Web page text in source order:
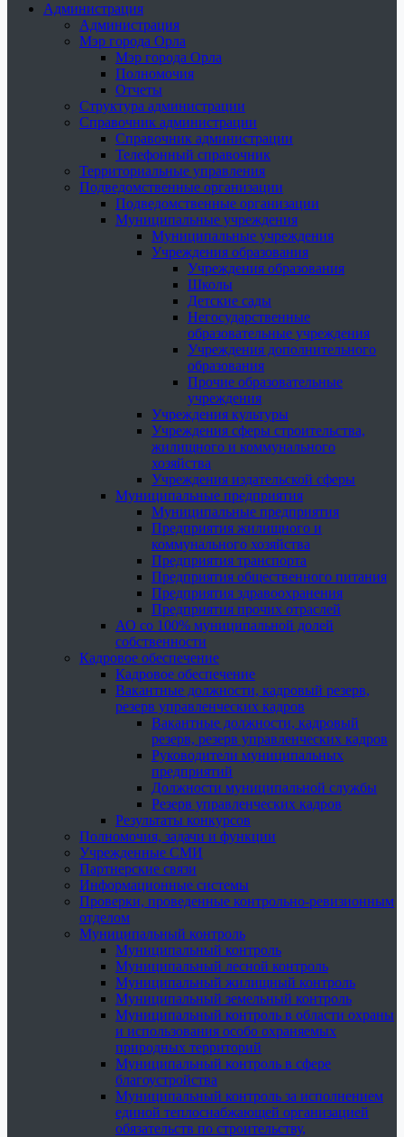
Администрация
Администрация
Мэр города Орла
Мэр города Орла
Полномочия
Отчеты
Структура администрации
Справочник администрации
Справочник администрации
Телефонный справочник
Территориальные управления
Подведомственные организации
Подведомственные организации
Муниципальные учреждения
Муниципальные учреждения
Учреждения образования
Учреждения образования
Школы
Детские сады
Негосударственные
образовательные учреждения
Учреждения дополнительного
образования
Прочие образовательные
учреждения
Учреждения культуры
Учреждения сферы строительства,
жилищного и коммунального
хозяйства
Учреждения издательской сферы
Муниципальные предприятия
Муниципальные предприятия
Предприятия жилищного и
коммунального хозяйства
Предприятия транспорта
Предприятия общественного питания
Предприятия здравоохранения
Предприятия прочих отраслей
АО со 100% муниципальной долей
собственности
Кадровое обеспечение
Кадровое обеспечение
Вакантные должности, кадровый резерв,
резерв управленческих кадров
Вакантные должности, кадровый
резерв, резерв управленческих кадров
Руководители муниципальных
предприятий
Должности муниципальной службы
Резерв управленческих кадров
Результаты конкурсов
Полномочия, задачи и функции
Учрежденные СМИ
Партнерские связи
Информационные системы
Проверки, проведенные контрольно-ревизионным
отделом
Муниципальный контроль
Муниципальный контроль
Муниципальный лесной контроль
Муниципальный жилищный контроль
Муниципальный земельный контроль
Муниципальный контроль в области охраны
и использования особо охраняемых
природных территорий
Муниципальный контроль в сфере
благоустройства
Муниципальный контроль за исполнением
единой теплоснабжающей организацией
обязательств по строительству,